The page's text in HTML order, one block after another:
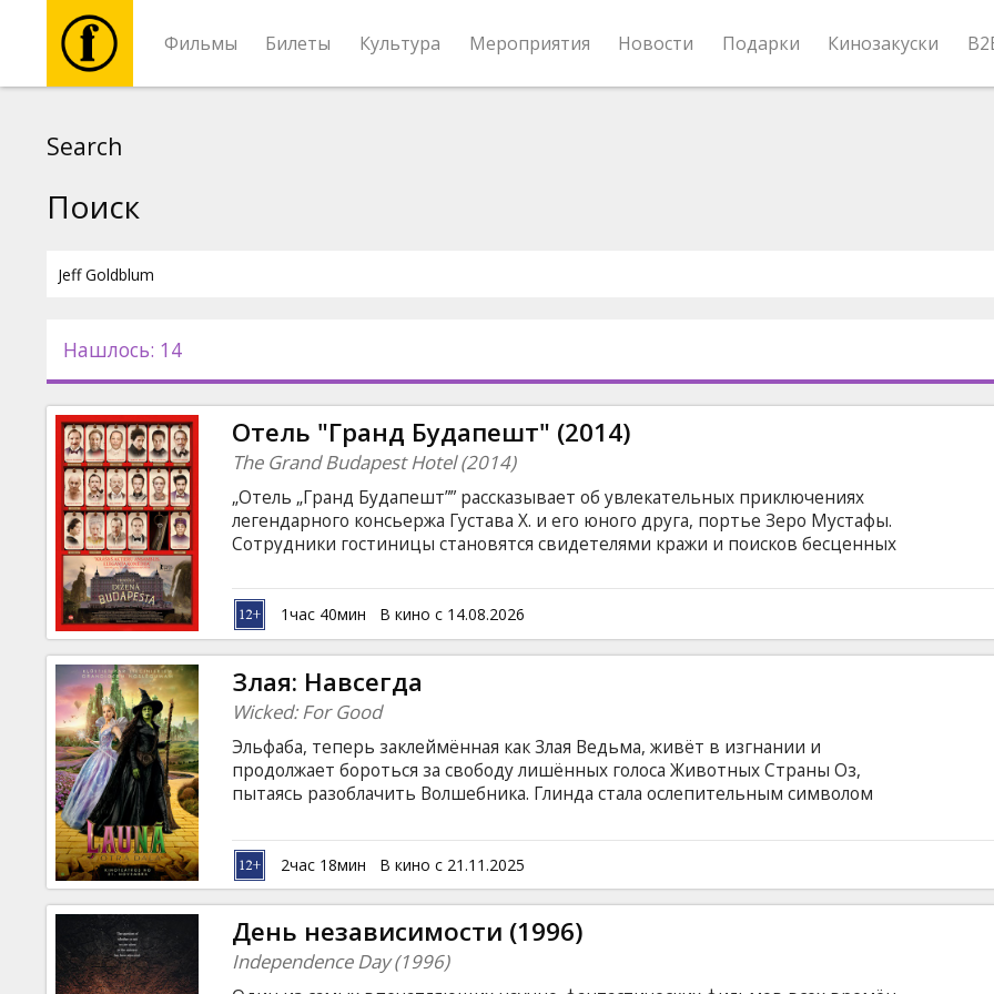
Фильмы Билеты Культура Мероприятия Новости Подарки Кинозакуски
Новости
Подарки
Кинозакуски
B2B
Клуб
Search
Поиск
Нашлось: 14
Отель "Гранд Будапешт" (2014)
The Grand Budapest Hotel (2014)
„Oтель „Гранд Будапешт”” рассказывает об увлекательных приключениях
легендарного консьержа Густава Х. и его юного друга, портье Зеро Мустафы.
Сотрудники гостиницы становятся свидетелями кражи и поисков бесценных
и… драматических изменений в Европе между двумя кровопролитными
войнами XX века. Фильм на английском языке с субтитрами на латышском
языке.
1час 40мин В кино с 14.08.2026
Злая: Навсегда
Wicked: For Good
Эльфаба, теперь заклеймённая как Злая Ведьма, живёт в изгнании и
продолжает бороться за свободу лишённых голоса Животных Страны Оз,
пытаясь разоблачить Волшебника. Глинда стала ослепительным символом
замуж за принца Фьерро, но её сердце тяготит разлука с Эльфабой. Когда
толпа восстаёт против Злой Ведьмы, им обеим предстоит вновь
объединиться. Их дружба становится центром их судеб — силой, способной
изменить их самих и навсегда преобразить Оз. Фильм на английском языке
с субтитрами на латышском и русском языках.
2час 18мин В кино с 21.11.2025
День независимости (1996)
Independence Day (1996)